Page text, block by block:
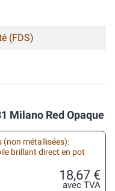
(FDS)
Milano Red Opaque
(non métallisées):
brillant direct en pot
18,67 €
avec TVA